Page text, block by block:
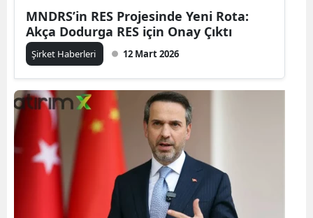
MNDRS’in RES Projesinde Yeni Rota:
Akça Dodurga RES için Onay Çıktı
Şirket Haberleri 12 Mart 2026